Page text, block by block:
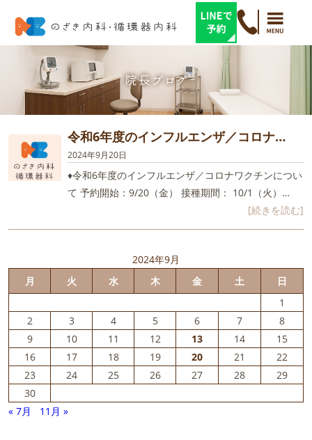
令和6年度のインフルエンザ／コロナ…
2024年9月20日
♦令和6年度のインフルエンザ／コロナワクチンについ
て 予約開始：9/20（金） 接種期間： 10/1（火）…
[続きを読む]
2024年9月
月
火 水 木 金 土
日
1
2
3 4 5 6 7
8
9
10 11 12 13 14
15
16
17 18 19 20 21
22
23
24 25 26 27 28
29
30
« 7月
11月 »